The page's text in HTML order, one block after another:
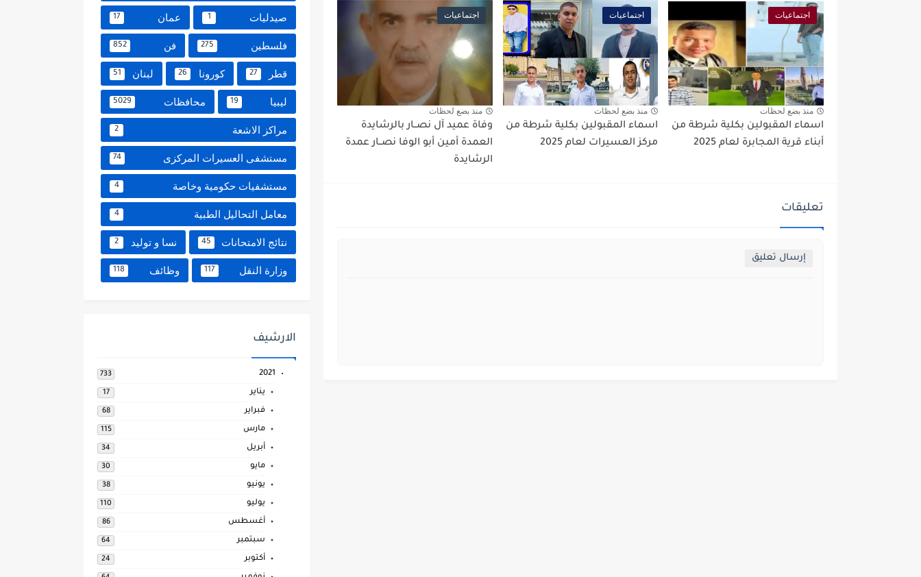
اجتماعيات
منذ بضع لحظات
اسماء المقبولين بكلية شرطة من
أبناء قرية المجابرة لعام 2025
اجتماعيات
منذ بضع لحظات
اسماء المقبولين بكلية شرطة من
مركز العسيرات لعام 2025
اجتماعيات
منذ بضع لحظات
وفاة عميد آل نصــار بالرشايدة
العمدة أمين أبو الوفا نصــار عمدة
الرشايدة
تعليقات
إرسال تعليق
صيدليات 1 عمان 17
فلسطين 275 فن 852
قطر 27 كورونا 26 لبنان 51
ليبيا 19 محافظات 5029
مراكز الاشعة 2
مستشفى العسيرات المركزى 74
مستشفيات حكومية وخاصة 4
معامل التحاليل الطبية 4
نتائج الامتحانات 45 نسا و توليد 2
وزارة النقل 117 وظائف 118
الارشيف
2021
733
يناير 17
فبراير 68
مارس 115
أبريل 34
مايو 30
يونيو 38
يوليو 110
أغسطس 86
سبتمبر 64
أكتوبر 24